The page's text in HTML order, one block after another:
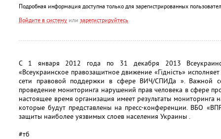
Подробная информация доступна только для зарегистрированных
Войдите в систему или зарегистрируйтесь
С 1 января 2012 года по 31 декабря 2013
«Всеукраинское правозащитное движение «Гідність»
сети правовой поддержки в сфере ВИЧ/СПИДа ». Важной
проведение мониторинга нарушений прав человека в сфере
настоящее время организация имеет результаты мониторинга
которые будут представлены на пресс-конференции. ВБО
защиты наиболее уязвимых слоев населения Украины .
#тб